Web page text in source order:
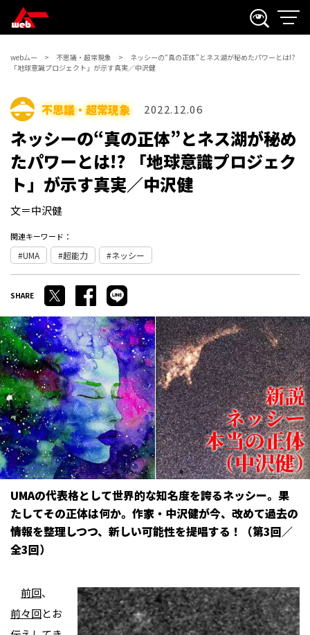
webムー 不思議・超常現象
ネッシーの“真の正体”とネス湖が秘めたパワーとは!?
「地球意識プロジェクト」が示す真実／中沢健
不思議・超常現象 2022.12.06
ネッシーの“真の正体”とネス湖が秘め
たパワーとは!? 「地球意識プロジェク
ト」が示す真実／中沢健
文＝中沢健
関連キーワード：
UMA 超能力 ネッシー
UMAの代表格として世界的な知名度を誇るネッシー。果
たしてその正体は何か。作家・中沢健が今、改めて過去の
情報を整理しつつ、新しい可能性を提唱する！（第3回／
全3回）
前回、
前々回とお